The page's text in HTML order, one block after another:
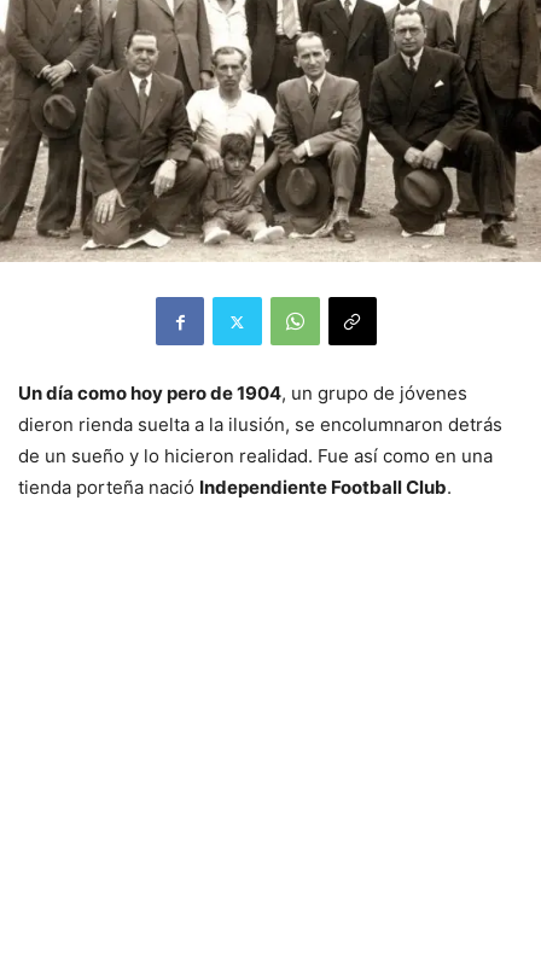
Un día como hoy pero de 1904, un grupo de jóvenes
dieron rienda suelta a la ilusión, se encolumnaron detrás
de un sueño y lo hicieron realidad. Fue así como en una
tienda porteña nació Independiente Football Club.